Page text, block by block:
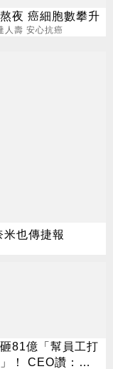
夜 癌細胞數攀升
人壽 安心抗癌
也傳捷報
81億「幫員工打
！ CEO讚：一